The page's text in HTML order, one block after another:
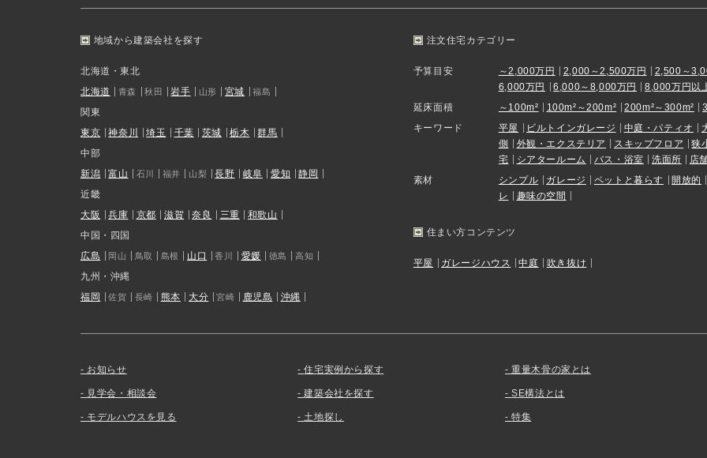
地域から建築会社を探す
北海道・東北
北海道
青森 秋田 岩手 山形 宮城 福島
関東
東京
神奈川 埼玉 千葉 茨城 栃木
群馬
中部
新潟
富山 石川 福井 山梨 長野 岐阜 愛知
静岡
近畿
大阪
兵庫 京都 滋賀 奈良 三重
和歌山
中国・四国
広島
岡山 鳥取 島根 山口 香川 愛媛 徳島 高知
九州・沖縄
福岡
佐賀 長崎 熊本 大分 宮崎 鹿児島 沖縄
注文住宅カテゴリー
予算目安 ～2,000万円 2,000～2,500万円
2,500～
6,000万円
6,000～8,000万円
8,000万円以
延床面積
～100m² 100m²～200m² 200m²～300m²
キーワード
平屋 ビルトインガレージ 中庭・パティオ
側
外観・エクステリア スキップフロア
狭
宅
シアタールーム バス・浴室 洗面所
店
素材
シンプル ガレージ ペットと暮らす
開放的
レ
趣味の空間
住まい方コンテンツ
平屋 ガレージハウス 中庭 吹き抜け
お知らせ
見学会・相談会
モデルハウスを見る
住宅実例から探す
建築会社を探す
土地探し
重量木骨の家とは
SE構法とは
特集